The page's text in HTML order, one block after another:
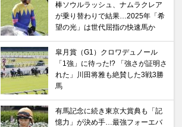
棒ソウルラッシュ、ナムラクレア
が乗り替わりで結果…2025年「希
望の光」は世代屈指の快速馬か
皐月賞（G1）クロワデュノール
「1強」に待った!? 「強さが証明さ
れた」川田将雅も絶賛した3戦3勝
馬
有馬記念に続き東京大賞典も「記
憶力」が決め手…最強フォーエバ